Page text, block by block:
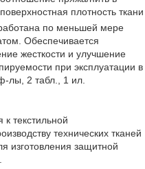
плотность ткани
по меньшей мере
Обеспечивается
жесткости и улучшение
при эксплуатации в
лы, 2 табл., 1 ил.
текстильной
технических тканей
изготовления защитной